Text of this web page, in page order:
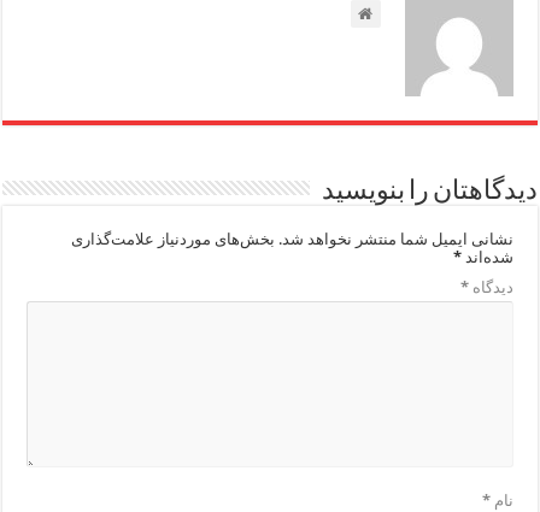
دیدگاهتان را بنویسید
نشانی ایمیل شما منتشر نخواهد شد. بخش‌های موردنیاز علامت‌گذاری
شده‌اند*
دیدگاه*
نام*